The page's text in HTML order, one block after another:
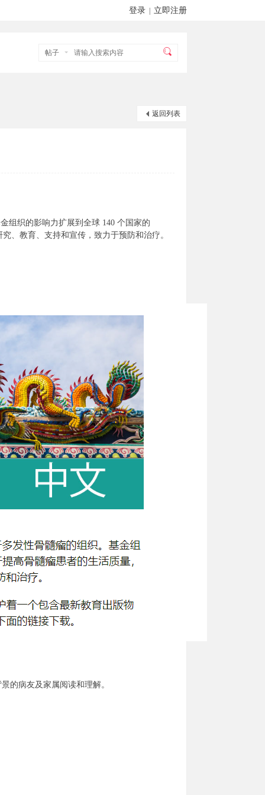
登录 立即注册
帖子
返回列表
组织的影响力扩展到全球 140 个国家的
、教育、支持和宣传，致力于预防和治疗。
的病友及家属阅读和理解。